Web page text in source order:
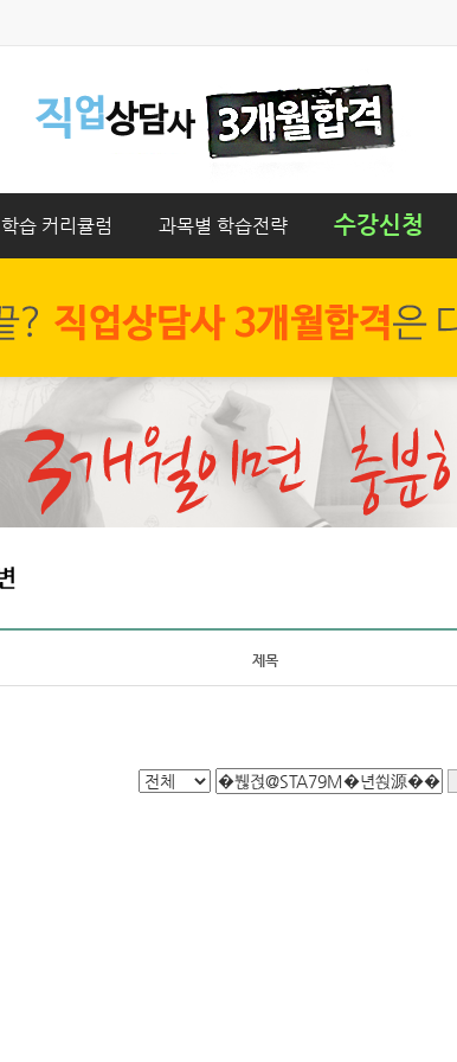
학습 커리큘럼 과목별 학습전략 수강신청
제목